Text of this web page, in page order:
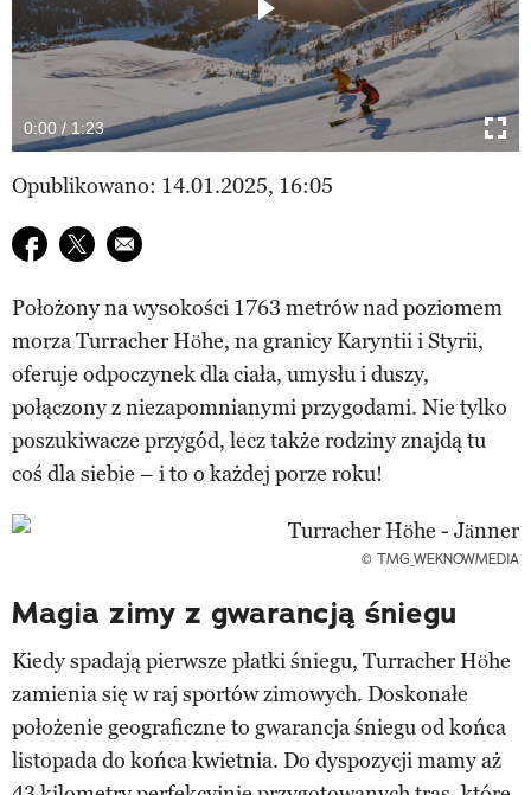
WSPÓŁPRACA REKLAMOWA
0:00 / 1:23
Opublikowano: 14.01.2025, 16:05
Udostępnij na facebook
Udostępnij na twitter
E-mail do przyjaciela
Położony na wysokości 1763 metrów nad poziomem
morza Turracher Höhe, na granicy Karyntii i Styrii,
oferuje odpoczynek dla ciała, umysłu i duszy,
połączony z niezapomnianymi przygodami. Nie tylko
poszukiwacze przygód, lecz także rodziny znajdą tu
coś dla siebie – i to o każdej porze roku!
© TMG_WEKNOWMEDIA
Magia zimy z gwarancją śniegu
Kiedy spadają pierwsze płatki śniegu, Turracher Höhe
zamienia się w raj sportów zimowych. Doskonałe
położenie geograficzne to gwarancja śniegu od końca
listopada do końca kwietnia. Do dyspozycji mamy aż